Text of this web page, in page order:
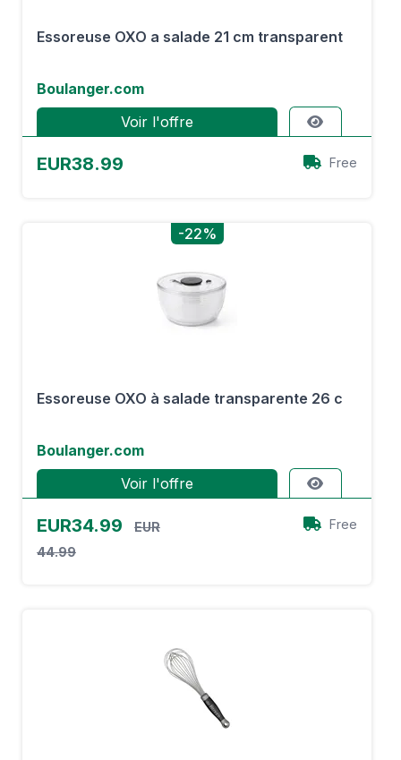
Essoreuse OXO a salade 21 cm transparent
Boulanger.com
Voir l'offre
EUR38.99 Free
-22%
Essoreuse OXO à salade transparente 26 c
Boulanger.com
Voir l'offre
EUR34.99
EUR
44.99
Free